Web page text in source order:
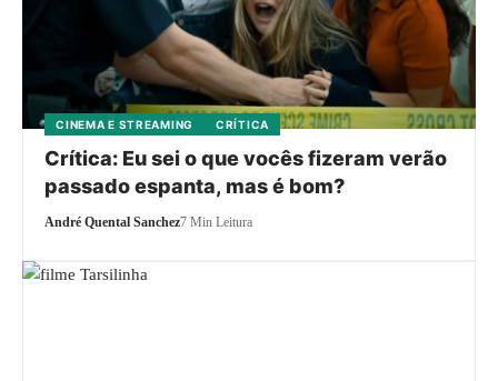
CINEMA E STREAMING CRÍTICA
Crítica: Eu sei o que vocês fizeram verão
passado espanta, mas é bom?
André Quental Sanchez7 Min Leitura